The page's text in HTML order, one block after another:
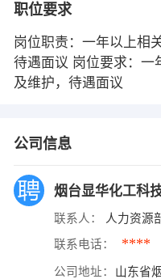
职位要求
岗位职责：一年以上相
待遇面议 岗位要求：一
及维护，待遇面议
公司信息
烟台显华化工科
联系人： 人力资源
联系电话： ****
公司地址：
山东省